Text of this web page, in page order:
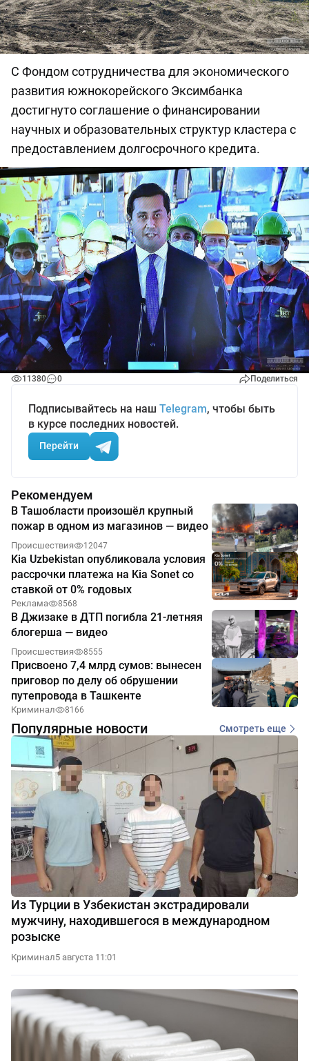
С Фондом сотрудничества для экономического
развития южнокорейского Эксимбанка
достигнуто соглашение о финансировании
научных и образовательных структур кластера с
предоставлением долгосрочного кредита.
11380 0 Поделиться
Подписывайтесь на наш Telegram, чтобы быть
в курсе последних новостей.
Перейти
Рекомендуем
В Ташобласти произошёл крупный
пожар в одном из магазинов — видео
Происшествия 12047
Kia Uzbekistan опубликовала условия
рассрочки платежа на Kia Sonet со
ставкой от 0% годовых
Реклама 8568
В Джизаке в ДТП погибла 21-летняя
блогерша — видео
Происшествия 8555
Присвоено 7,4 млрд сумов: вынесен
приговор по делу об обрушении
путепровода в Ташкенте
Криминал 8166
Популярные новости Смотреть еще
Из Турции в Узбекистан экстрадировали
мужчину, находившегося в международном
розыске
Криминал5 августа 11:01